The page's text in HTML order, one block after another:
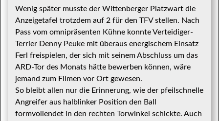
Wenig später musste der Wittenberger Platzwart die
Anzeigetafel trotzdem auf 2 für den TFV stellen. Nach
Pass vom omnipräsenten Kühne konnte Verteidiger-
Terrier Denny Peuke mit überaus energischem Einsatz
Ferl freispielen, der sich mit seinem Abschluss um das
ARD-Tor des Monats hätte bewerben können, wäre
jemand zum Filmen vor Ort gewesen.
So bleibt allen nur die Erinnerung, wie der pfeilschnelle
Angreifer aus halblinker Position den Ball
formvollendet in den rechten Torwinkel schickte. Auch